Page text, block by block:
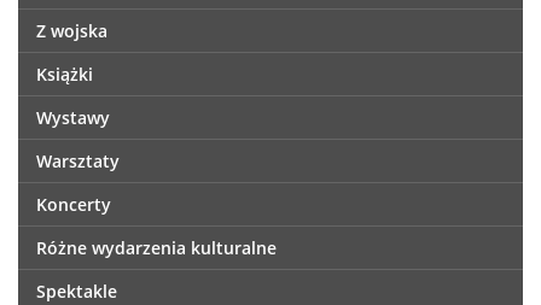
Z wojska
Książki
Wystawy
Warsztaty
Koncerty
Różne wydarzenia kulturalne
Spektakle